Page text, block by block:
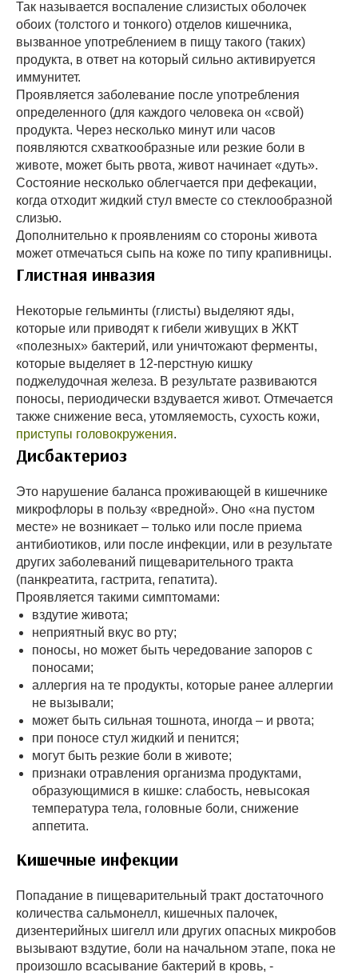
Так называется воспаление слизистых оболочек
обоих (толстого и тонкого) отделов кишечника,
вызванное употреблением в пищу такого (таких)
продукта, в ответ на который сильно активируется
иммунитет.
Проявляется заболевание после употребления
определенного (для каждого человека он «свой)
продукта. Через несколько минут или часов
появляются схваткообразные или резкие боли в
животе, может быть рвота, живот начинает «дуть».
Состояние несколько облегчается при дефекации,
когда отходит жидкий стул вместе со стеклообразной
слизью.
Дополнительно к проявлениям со стороны живота
может отмечаться сыпь на коже по типу крапивницы.
Глистная инвазия
Некоторые гельминты (глисты) выделяют яды,
которые или приводят к гибели живущих в ЖКТ
«полезных» бактерий, или уничтожают ферменты,
которые выделяет в 12-перстную кишку
поджелудочная железа. В результате развиваются
поносы, периодически вздувается живот. Отмечается
также снижение веса, утомляемость, сухость кожи,
приступы головокружения.
Дисбактериоз
Это нарушение баланса проживающей в кишечнике
микрофлоры в пользу «вредной». Оно «на пустом
месте» не возникает – только или после приема
антибиотиков, или после инфекции, или в результате
других заболеваний пищеварительного тракта
(панкреатита, гастрита, гепатита).
Проявляется такими симптомами:
вздутие живота;
неприятный вкус во рту;
поносы, но может быть чередование запоров с
поносами;
аллергия на те продукты, которые ранее аллергии
не вызывали;
может быть сильная тошнота, иногда – и рвота;
при поносе стул жидкий и пенится;
могут быть резкие боли в животе;
признаки отравления организма продуктами,
образующимися в кишке: слабость, невысокая
температура тела, головные боли, снижение
аппетита.
Кишечные инфекции
Попадание в пищеварительный тракт достаточного
количества сальмонелл, кишечных палочек,
дизентерийных шигелл или других опасных микробов
вызывают вздутие, боли на начальном этапе, пока не
произошло всасывание бактерий в кровь, -